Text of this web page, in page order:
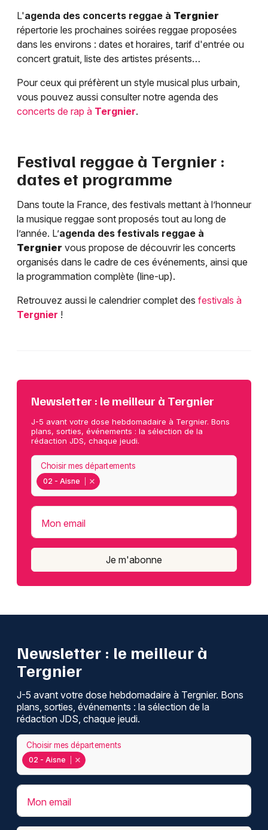
L'agenda des concerts reggae à Tergnier
répertorie les prochaines soirées reggae proposées
dans les environs : dates et horaires, tarif d'entrée ou
concert gratuit, liste des artistes présents…
Pour ceux qui préfèrent un style musical plus urbain,
vous pouvez aussi consulter notre agenda des
concerts de rap à Tergnier.
Festival reggae à Tergnier :
dates et programme
Dans toute la France, des festivals mettant à l’honneur
la musique reggae sont proposés tout au long de
l’année. L’agenda des festivals reggae à
Tergnier vous propose de découvrir les concerts
organisés dans le cadre de ces événements, ainsi que
la programmation complète (line-up).
Retrouvez aussi le calendrier complet des festivals à
Tergnier !
Newsletter : le meilleur à Tergnier
J-5 avant votre dose hebdomadaire à Tergnier. Bons
plans, sorties, événements : la sélection de la
rédaction JDS, chaque jeudi.
02 - Aisne
Choisir mes départements
Mon email
Je m'abonne
Newsletter : le meilleur à
Tergnier
J-5 avant votre dose hebdomadaire à Tergnier. Bons
plans, sorties, événements : la sélection de la
rédaction JDS, chaque jeudi.
02 - Aisne
Choisir mes départements
Mon email